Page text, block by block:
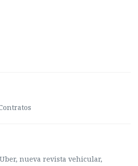
, nueva revista vehicular,